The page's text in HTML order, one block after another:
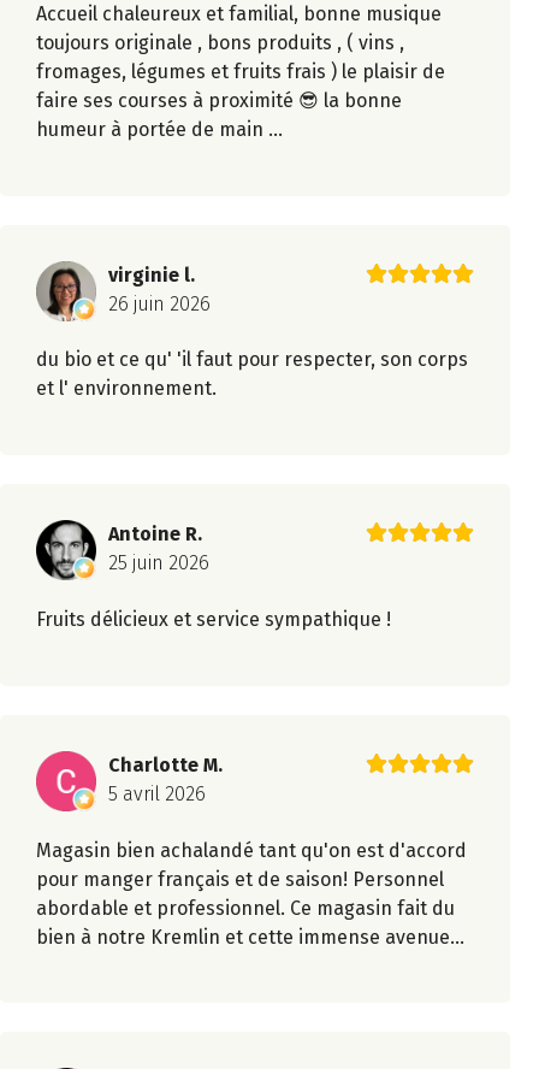
Accueil chaleureux et familial, bonne musique
toujours originale , bons produits , ( vins ,
fromages, légumes et fruits frais ) le plaisir de
faire ses courses à proximité 😎 la bonne
humeur à portée de main ...
virginie l.
26 juin 2026
du bio et ce qu' 'il faut pour respecter, son corps
et l' environnement.
Antoine R.
25 juin 2026
Fruits délicieux et service sympathique !
Charlotte M.
5 avril 2026
Magasin bien achalandé tant qu'on est d'accord
pour manger français et de saison! Personnel
abordable et professionnel. Ce magasin fait du
bien à notre Kremlin et cette immense avenue...